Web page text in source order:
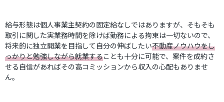
給与形態は個人事業主契約の固定給なしではありますが、そもそも
取引に関した実業務時間を除けば勤務による拘束は一切ないので、
将来的に独立開業を目指して自分の伸ばしたい不動産ノウハウをし
っかりと勉強しながら就業することも十分に可能で、案件を成約さ
せる自信があればその高コミッションから収入の心配もありませ
ん。